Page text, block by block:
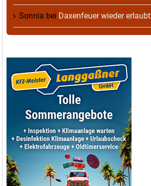
Sonnia bei Daxenfeuer wieder erlaubt